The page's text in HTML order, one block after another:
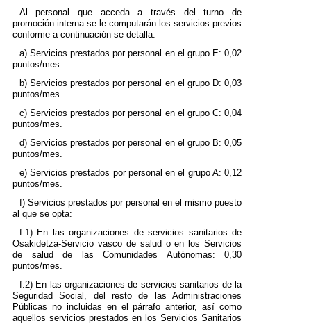
Al personal que acceda a través del turno de
promoción interna se le computarán los servicios previos
conforme a continuación se detalla:
a) Servicios prestados por personal en el grupo E: 0,02
puntos/mes.
b) Servicios prestados por personal en el grupo D: 0,03
puntos/mes.
c) Servicios prestados por personal en el grupo C: 0,04
puntos/mes.
d) Servicios prestados por personal en el grupo B: 0,05
puntos/mes.
e) Servicios prestados por personal en el grupo A: 0,12
puntos/mes.
f) Servicios prestados por personal en el mismo puesto
al que se opta:
f.1) En las organizaciones de servicios sanitarios de
Osakidetza-Servicio vasco de salud o en los Servicios
de salud de las Comunidades Autónomas: 0,30
puntos/mes.
f.2) En las organizaciones de servicios sanitarios de la
Seguridad Social, del resto de las Administraciones
Públicas no incluidas en el párrafo anterior, así como
aquellos servicios prestados en los Servicios Sanitarios